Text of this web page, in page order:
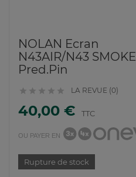
NOLAN Ecran
N43AIR/N43 SMOKE
Pred.Pin
     LA REVUE (0)
40,00 € TTC
OU PAYER EN
Rupture de stock